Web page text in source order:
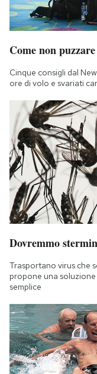
Come non
Cinque consigli dal
ore di volo e svariati
Dovremmo
Trasportano virus che
propone una
semplice